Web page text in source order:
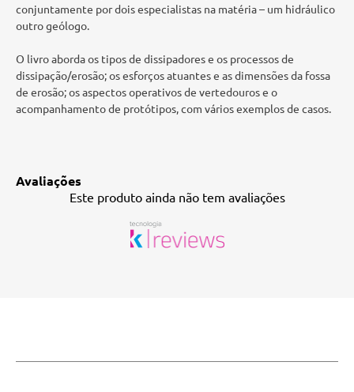
conjuntamente por dois especialistas na matéria – um hidráulico
outro geólogo.
O livro aborda os tipos de dissipadores e os processos de
dissipação/erosão; os esforços atuantes e as dimensões da fossa
de erosão; os aspectos operativos de vertedouros e o
acompanhamento de protótipos, com vários exemplos de casos.
Avaliações
Este produto ainda não tem avaliações